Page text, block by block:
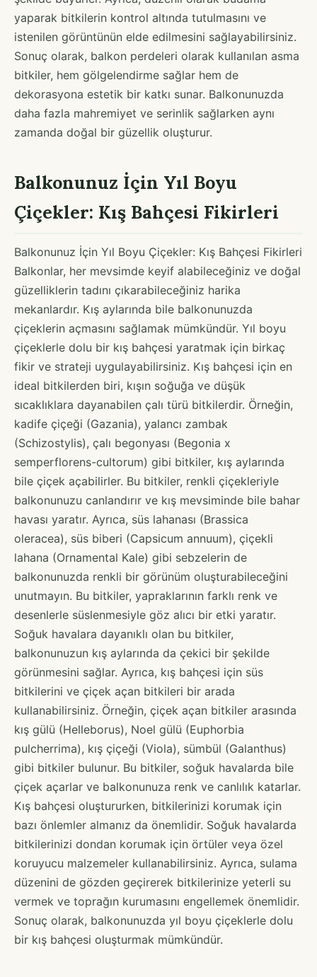
yaparak bitkilerin kontrol altında tutulmasını ve
istenilen görüntünün elde edilmesini sağlayabilirsiniz.
Sonuç olarak, balkon perdeleri olarak kullanılan asma
bitkiler, hem gölgelendirme sağlar hem de
dekorasyona estetik bir katkı sunar. Balkonunuzda
daha fazla mahremiyet ve serinlik sağlarken aynı
zamanda doğal bir güzellik oluşturur.
Balkonunuz İçin Yıl Boyu
Çiçekler: Kış Bahçesi Fikirleri
Balkonunuz İçin Yıl Boyu Çiçekler: Kış Bahçesi Fikirleri
Balkonlar, her mevsimde keyif alabileceğiniz ve doğal
güzelliklerin tadını çıkarabileceğiniz harika
mekanlardır. Kış aylarında bile balkonunuzda
çiçeklerin açmasını sağlamak mümkündür. Yıl boyu
çiçeklerle dolu bir kış bahçesi yaratmak için birkaç
fikir ve strateji uygulayabilirsiniz. Kış bahçesi için en
ideal bitkilerden biri, kışın soğuğa ve düşük
sıcaklıklara dayanabilen çalı türü bitkilerdir. Örneğin,
kadife çiçeği (Gazania), yalancı zambak
(Schizostylis), çalı begonyası (Begonia x
semperflorens-cultorum) gibi bitkiler, kış aylarında
bile çiçek açabilirler. Bu bitkiler, renkli çiçekleriyle
balkonunuzu canlandırır ve kış mevsiminde bile bahar
havası yaratır. Ayrıca, süs lahanası (Brassica
oleracea), süs biberi (Capsicum annuum), çiçekli
lahana (Ornamental Kale) gibi sebzelerin de
balkonunuzda renkli bir görünüm oluşturabileceğini
unutmayın. Bu bitkiler, yapraklarının farklı renk ve
desenlerle süslenmesiyle göz alıcı bir etki yaratır.
Soğuk havalara dayanıklı olan bu bitkiler,
balkonunuzun kış aylarında da çekici bir şekilde
görünmesini sağlar. Ayrıca, kış bahçesi için süs
bitkilerini ve çiçek açan bitkileri bir arada
kullanabilirsiniz. Örneğin, çiçek açan bitkiler arasında
kış gülü (Helleborus), Noel gülü (Euphorbia
pulcherrima), kış çiçeği (Viola), sümbül (Galanthus)
gibi bitkiler bulunur. Bu bitkiler, soğuk havalarda bile
çiçek açarlar ve balkonunuza renk ve canlılık katarlar.
Kış bahçesi oluştururken, bitkilerinizi korumak için
bazı önlemler almanız da önemlidir. Soğuk havalarda
bitkilerinizi dondan korumak için örtüler veya özel
koruyucu malzemeler kullanabilirsiniz. Ayrıca, sulama
düzenini de gözden geçirerek bitkilerinize yeterli su
vermek ve toprağın kurumasını engellemek önemlidir.
Sonuç olarak, balkonunuzda yıl boyu çiçeklerle dolu
bir kış bahçesi oluşturmak mümkündür.